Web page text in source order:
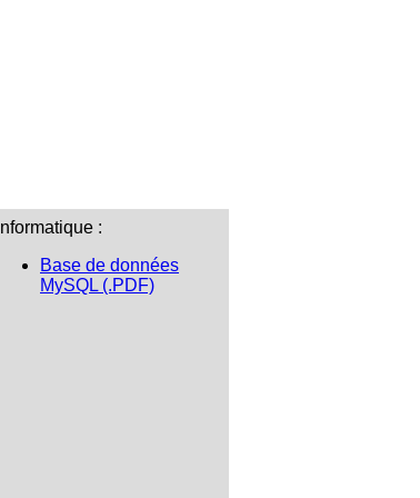
Informatique :
Base de données
MySQL (.PDF)